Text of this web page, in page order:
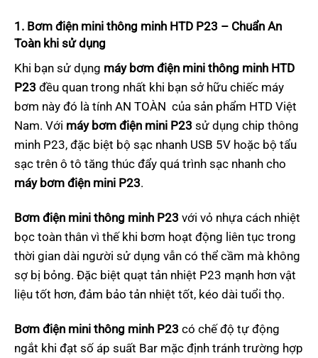
1. Bơm điện mini thông minh HTD P23 – Chuẩn An
Toàn khi sử dụng
Khi bạn sử dụng máy bơm điện mini thông minh HTD
P23 đều quan trong nhất khi bạn sở hữu chiếc máy
bơm này đó là tính AN TOÀN của sản phẩm HTD Việt
Nam. Với máy bơm điện mini P23 sử dụng chip thông
minh P23, đặc biệt bộ sạc nhanh USB 5V hoặc bộ tẩu
sạc trên ô tô tăng thúc đẩy quá trình sạc nhanh cho
máy bơm điện mini P23.
Bơm điện mini thông minh P23 với vỏ nhựa cách nhiệt
bọc toàn thân vì thế khi bơm hoạt động liên tục trong
thời gian dài người sử dụng vẫn có thể cầm mà không
sợ bị bỏng. Đặc biệt quạt tản nhiệt P23 mạnh hơn vật
liệu tốt hơn, đảm bảo tản nhiệt tốt, kéo dài tuổi thọ.
Bơm điện mini thông minh P23 có chế độ tự động
ngắt khi đạt số áp suất Bar mặc định tránh trường hợp